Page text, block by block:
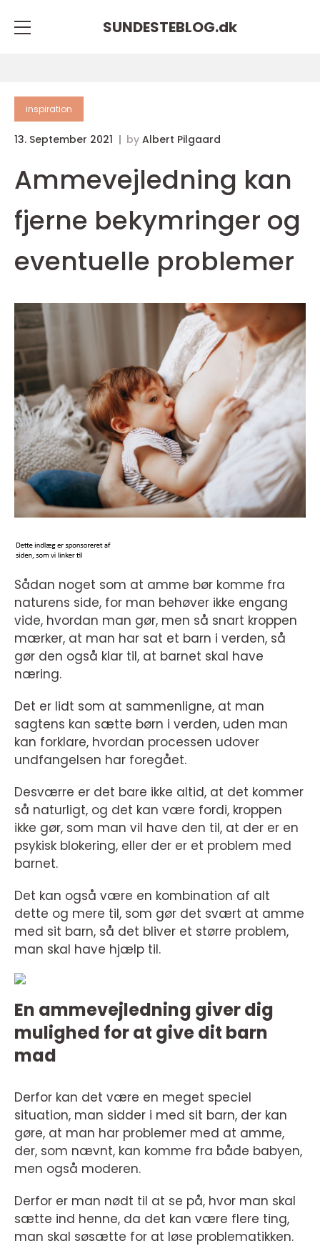
SUNDESTEBLOG.dk
inspiration
13. September 2021 by Albert Pilgaard
Ammevejledning kan
fjerne bekymringer og
eventuelle problemer
Sådan noget som at amme bør komme fra
naturens side, for man behøver ikke engang
vide, hvordan man gør, men så snart kroppen
mærker, at man har sat et barn i verden, så
gør den også klar til, at barnet skal have
næring.
Det er lidt som at sammenligne, at man
sagtens kan sætte børn i verden, uden man
kan forklare, hvordan processen udover
undfangelsen har foregået.
Desværre er det bare ikke altid, at det kommer
så naturligt, og det kan være fordi, kroppen
ikke gør, som man vil have den til, at der er en
psykisk blokering, eller der er et problem med
barnet.
Det kan også være en kombination af alt
dette og mere til, som gør det svært at amme
med sit barn, så det bliver et større problem,
man skal have hjælp til.
En ammevejledning giver dig
mulighed for at give dit barn
mad
Derfor kan det være en meget speciel
situation, man sidder i med sit barn, der kan
gøre, at man har problemer med at amme,
der, som nævnt, kan komme fra både babyen,
men også moderen.
Derfor er man nødt til at se på, hvor man skal
sætte ind henne, da det kan være flere ting,
man skal søsætte for at løse problematikken.